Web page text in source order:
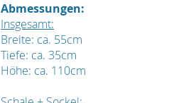
Abmessungen:
Insgesamt:
Breite: ca. 55cm
Tiefe: ca. 35cm
Höhe: ca. 110cm